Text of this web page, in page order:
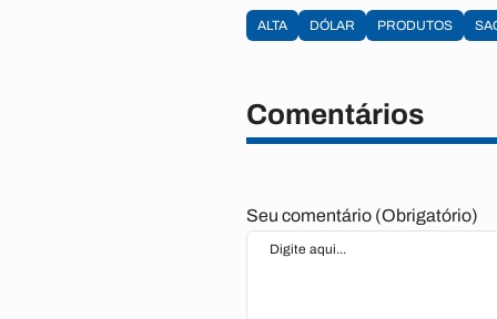
ALTA DÓLAR PRODUTOS
Comentários
Seu comentário (Obrigatório)